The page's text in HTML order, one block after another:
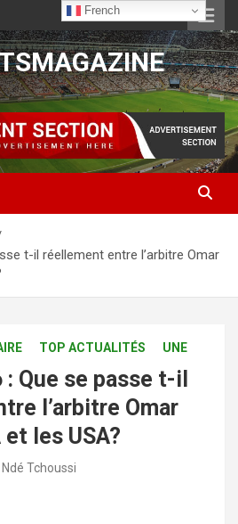
t-il réellement entre l’arbitre Omar
TOP ACTUALITÉS UNE
Que se passe t-il
l’arbitre Omar
les USA?
Tchoussi
French